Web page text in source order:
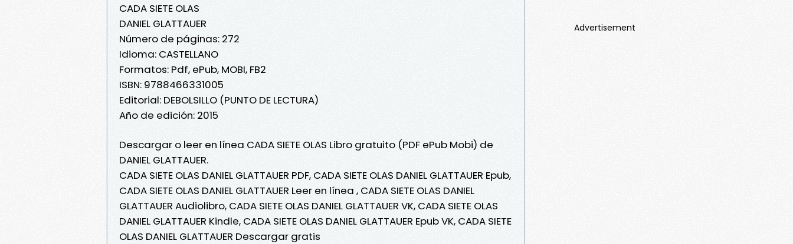
CADA SIETE OLAS
DANIEL GLATTAUER
Número de páginas: 272
Idioma: CASTELLANO
Formatos: Pdf, ePub, MOBI, FB2
ISBN: 9788466331005
Editorial: DEBOLSILLO (PUNTO DE LECTURA)
Año de edición: 2015
Descargar o leer en línea CADA SIETE OLAS Libro gratuito (PDF ePub Mobi) de
DANIEL GLATTAUER.
CADA SIETE OLAS DANIEL GLATTAUER PDF, CADA SIETE OLAS DANIEL GLATTAUER Epub,
CADA SIETE OLAS DANIEL GLATTAUER Leer en línea , CADA SIETE OLAS DANIEL
GLATTAUER Audiolibro, CADA SIETE OLAS DANIEL GLATTAUER VK, CADA SIETE OLAS
DANIEL GLATTAUER Kindle, CADA SIETE OLAS DANIEL GLATTAUER Epub VK, CADA SIETE
OLAS DANIEL GLATTAUER Descargar gratis
Advertisement